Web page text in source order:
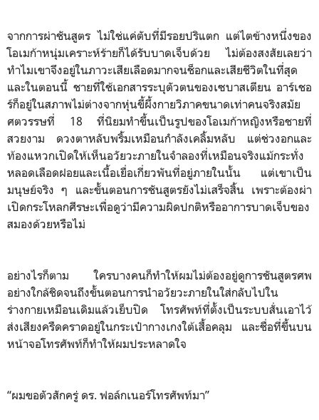
จากการผ่าชันสูตร ไม่ใช่แค่ตับที่มีรอยปริแตก แต่ไตข้างหนึ่งของ
โอเมก้าหนุ่มเคราะห์ร้ายก็ได้รับบาดเจ็บด้วย ไม่ต้องสงสัยเลยว่า
ทำไมเขาจึงอยู่ในภาวะเสียเลือดมากจนช็อกและเสียชีวิตในที่สุด
และในตอนนี้ ชายที่ใช้เอกสารระบุตัวตนของเซบาสเตียน อาร์เชอ
ร์ก็อยู่ในสภาพไม่ต่างจากหุ่นขี้ผึ้งกายวิภาคขนาดเท่าคนจริงสมัย
ศตวรรษที่ 18 ที่นิยมทำขึ้นเป็นรูปของโอเมก้าหญิงหรือชายที่
สวยงาม ดวงตาหลับพริ้มเหมือนกำลังเคลิ้มหลับ แต่ช่วงอกและ
ท้องแหวกเปิดให้เห็นอวัยวะภายในจำลองที่เหมือนจริงแม้กระทั่ง
หลอดเลือดฝอยและเนื้อเยื่อเกี่ยวพันที่อยู่ภายในนั้น แต่เขาเป็น
มนุษย์จริง ๆ และขั้นตอนการชันสูตรยังไม่เสร็จสิ้น เพราะต้องผ่า
เปิดกระโหลกศีรษะเพื่อดูว่ามีความผิดปกติหรืออาการบาดเจ็บของ
สมองด้วยหรือไม่
อย่างไรก็ตาม ใครบางคนก็ทำให้ผมไม่ต้องอยู่ดูการชันสูตรศพ
อย่างใกล้ชิดจนถึงขั้นตอนการนำอวัยวะภายในใส่กลับไปใน
ร่างกายเหมือนเดิมแล้วเย็บปิด โทรศัพท์ที่ตั้งเป็นระบบสั่นเอาไว้
ส่งเสียงครืดคราดอยู่ในกระเป๋ากางเกงใต้เสื้อคลุม และชื่อที่ขึ้นบน
หน้าจอโทรศัพท์ก็ทำให้ผมประหลาดใจ
“ผมขอตัวสักครู่ ดร. ฟอล์กเนอร์โทรศัพท์มา”